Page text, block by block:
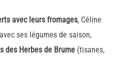
avec leurs fromages, Céline
ses légumes de saison,
des Herbes de Brume(tisanes,